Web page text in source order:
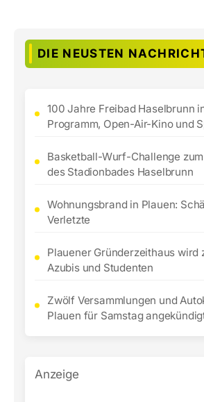
DIE NEUSTEN
100 Jahre Freibad Haselbrunn
Programm, Open-Air-Kino und
Basketball-Wurf-Challenge
des Stadionbades Haselbrunn
Wohnungsbrand in Plauen:
Verletzte
Plauener Gründerzeithaus wird
Azubis und Studenten
Zwölf Versammlungen und
Plauen für Samstag
Anzeige